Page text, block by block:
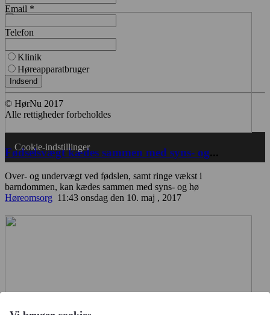
Fødselsvægt kædes sammen med syns- og...
Over- og undervægt ved fødslen, samt ringe vækst i
barndommen, kan kædes sammen med syns- og hø
Høreomsorg 11:43 onsdag den 10. maj , 2017
Email *
Telefon
Klinik
Høreapparatbruger
Indsend
© HørNu 2017
Alle rettigheder forbeholdes
Cookie-indstillinger